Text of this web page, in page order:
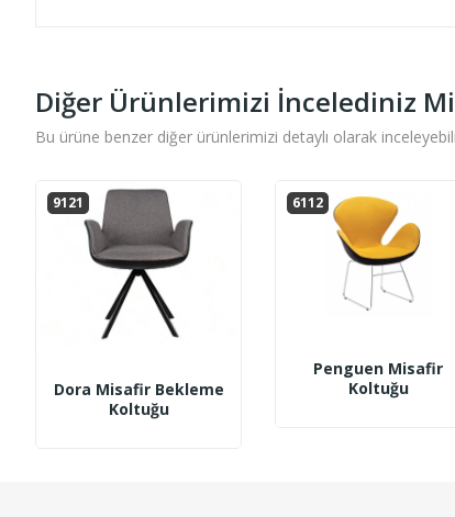
Diğer Ürünlerimizi İncelediniz
Bu ürüne benzer diğer ürünlerimizi detaylı olarak
9121
Dora Misafir Bekleme
Koltuğu
6112
Penguen Misafir
Koltuğu